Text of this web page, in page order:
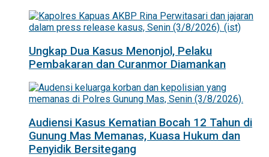
Ungkap Dua Kasus Menonjol, Pelaku
Pembakaran dan Curanmor Diamankan
Audiensi Kasus Kematian Bocah 12 Tahun di
Gunung Mas Memanas, Kuasa Hukum dan
Penyidik Bersitegang